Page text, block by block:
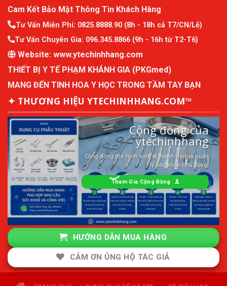
Cam Kết Bảo Mật Thông Tin Khách Hàng
Tư Vấn Miễn Phí: 0825.8888.90 (8h - 18h cả T7/CN/Lễ)
Tư Vấn Chuyên Gia: 096.345.8866 (9h - 16h từ T2-T6)
Website: www.ytechinhhang.com
THIẾT BỊ Y TẾ PHẠM KHÁNH GIA (PKGmed)
MANG ĐẾN TINH HOA Y HỌC TRONG TẦM TAY BẠN
✦ THƯƠNG HIỆU YTECHINHHANG.COM™
Cộng đồng của
ytechinhhang
Cộng đồng mô hình kinh tế thành viên và quản
lý sức khỏe chủ động.
Tham Gia Cộng Đồng
HƯỚNG DẪN MUA HÀNG
CẢM ƠN ỦNG HỘ TÁC GIẢ